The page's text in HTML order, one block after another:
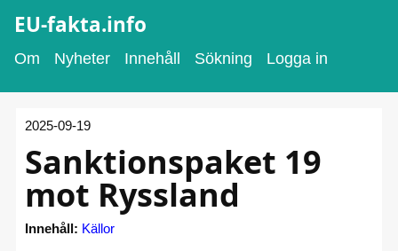
EU-fakta.info
Om Nyheter Innehåll Sökning Logga in
2025-09-19
Sanktionspaket 19
mot Ryssland
Innehåll: Källor